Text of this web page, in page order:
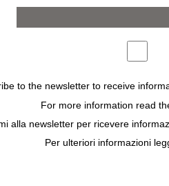
to the newsletter to receive
For more information read
alla newsletter per ricevere
Per ulteriori informazioni